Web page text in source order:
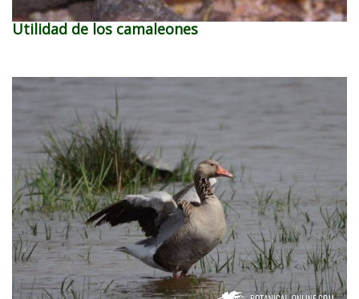
Utilidad de los camaleones